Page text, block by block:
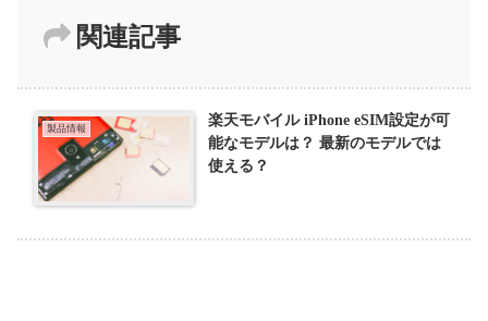
関連記事
製品情報
楽天モバイル iPhone eSIM設定が可
能なモデルは？ 最新のモデルでは
使える？